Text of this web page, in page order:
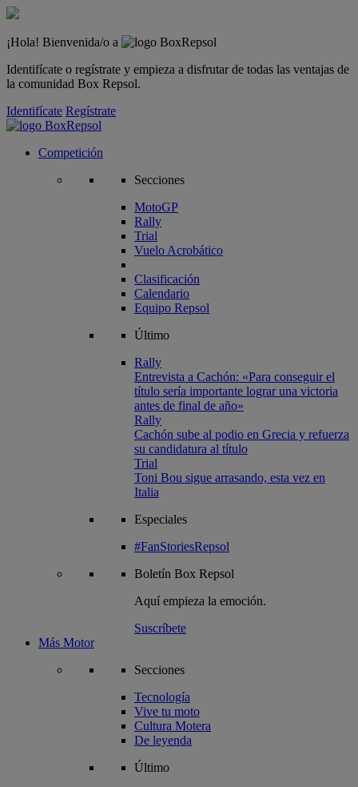
¡Hola! Bienvenida/o a
Identifícate o regístrate y empieza a disfrutar de todas las ventajas de
la comunidad Box Repsol.
Identifícate Regístrate
Competición
Secciones
MotoGP
Rally
Trial
Vuelo Acrobático
Clasificación
Calendario
Equipo Repsol
Último
Rally
Entrevista a Cachón: «Para conseguir el
título sería importante lograr una victoria
antes de final de año»
Rally
Cachón sube al podio en Grecia y refuerza
su candidatura al título
Trial
Toni Bou sigue arrasando, esta vez en
Italia
Especiales
#FanStoriesRepsol
Boletín Box Repsol
Aquí empieza la emoción.
Suscríbete
Más Motor
Secciones
Tecnología
Vive tu moto
Cultura Motera
De leyenda
Último